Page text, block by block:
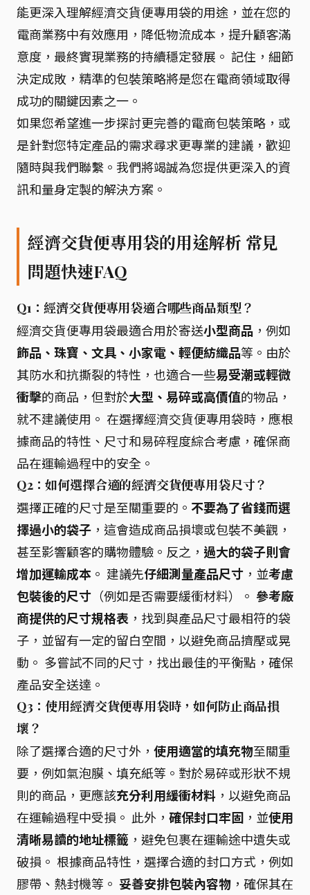
能更深入理解經濟交貨便專用袋的用途，並在您的
電商業務中有效應用，降低物流成本，提升顧客滿
意度，最終實現業務的持續穩定發展。 記住，細節
決定成敗，精準的包裝策略將是您在電商領域取得
成功的關鍵因素之一。
如果您希望進一步探討更完善的電商包裝策略，或
是針對您特定產品的需求尋求更專業的建議，歡迎
隨時與我們聯繫。我們將竭誠為您提供更深入的資
訊和量身定製的解決方案。
經濟交貨便專用袋的用途解析 常見
問題快速FAQ
Q1：經濟交貨便專用袋適合哪些商品類型？
經濟交貨便專用袋最適合用於寄送小型商品 ，例如
飾品、珠寶、文具、小家電、輕便紡織品等。由於
其防水和抗撕裂的特性，也適合一些易受潮或輕微
衝擊的商品，但對於大型、易碎或高價值的物品，
就不建議使用。 在選擇經濟交貨便專用袋時，應根
據商品的特性、尺寸和易碎程度綜合考慮，確保商
品在運輸過程中的安全。
Q2：如何選擇合適的經濟交貨便專用袋尺寸？
選擇正確的尺寸是至關重要的。 不要為了省錢而選
擇過小的袋子 ，這會造成商品損壞或包裝不美觀，
甚至影響顧客的購物體驗。反之， 過大的袋子則會
增加運輸成本 。 建議先仔細測量產品尺寸 ，並考慮
包裝後的尺寸 （例如是否需要緩衝材料）。 參考廠
商提供的尺寸規格表 ，找到與產品尺寸最相符的袋
子，並留有一定的留白空間，以避免商品擠壓或晃
動。 多嘗試不同的尺寸，找出最佳的平衡點，確保
產品安全送達。
Q3：使用經濟交貨便專用袋時，如何防止商品損
壞？
除了選擇合適的尺寸外， 使用適當的填充物至關重
要，例如氣泡膜、填充紙等。對於易碎或形狀不規
則的商品，更應該充分利用緩衝材料 ，以避免商品
在運輸過程中受損。 此外， 確保封口牢固 ，並使用
清晰易讀的地址標籤 ，避免包裹在運輸途中遺失或
破損。 根據商品特性，選擇合適的封口方式，例如
膠帶、熱封機等。 妥善安排包裝內容物 ，確保其在